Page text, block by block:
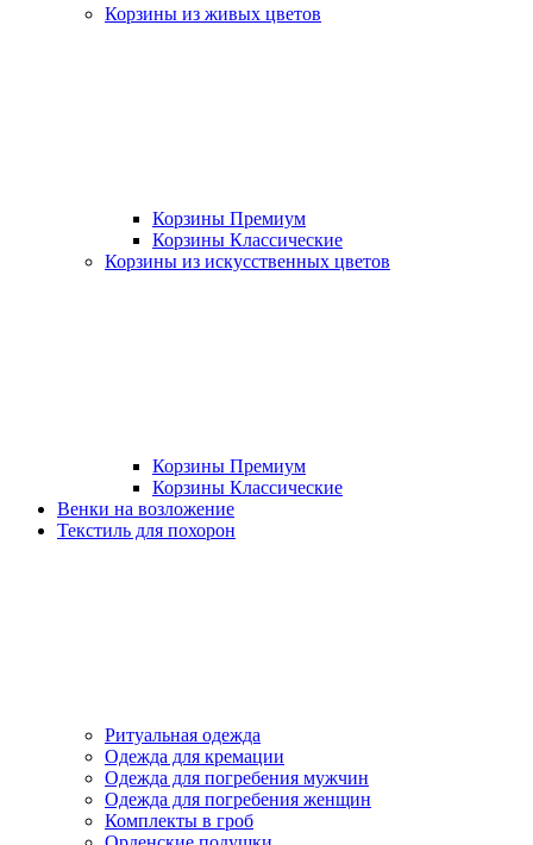
Корзины из живых цветов
Корзины Премиум
Корзины Классические
Корзины из искусственных цветов
Корзины Премиум
Корзины Классические
Венки на возложение
Текстиль для похорон
Ритуальная одежда
Одежда для кремации
Одежда для погребения мужчин
Одежда для погребения женщин
Комплекты в гроб